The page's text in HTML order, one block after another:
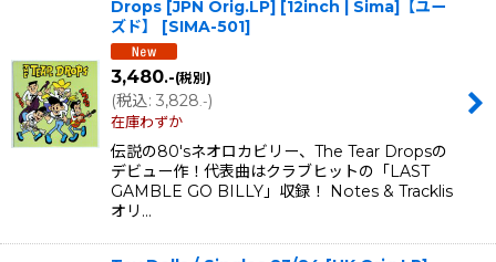
Drops [JPN Orig.LP] [12inch | Sima]【ユー
ズド】
[SIMA-501]
3,480.-(税別)
(税込: 3,828 .-)
在庫わずか
伝説の80'sネオロカビリー、The Tear Dropsの
デビュー作！代表曲はクラブヒットの「LAST
GAMBLE GO BILLY」収録！ Notes & Tracklis
オリ…